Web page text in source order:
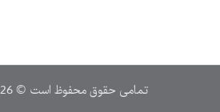
Copyright 2026 © تمامی حقوق محفوظ است